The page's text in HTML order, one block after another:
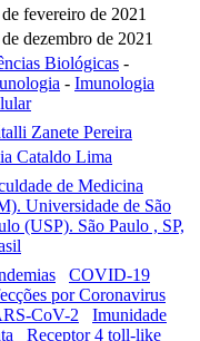
fevereiro de 2021
dezembro de 2021
Biológicas -
- Imunologia
Zanete Pereira
Cataldo Lima
de Medicina
Universidade de São
(USP). São Paulo , SP,
COVID-19
por Coronavirus
CoV-2
Imunidade
Receptor 4 toll-like